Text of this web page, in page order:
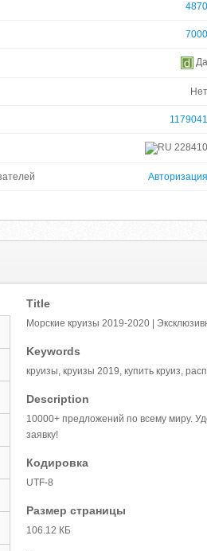
4870
7000
Да
Нет
1179041
228410
Авторизация
Title
Морские круизы 2019-2020 |
Keywords
круизы, круизы 2019, купить круиз,
Description
10000+ предложений по всему миру.
заявку!
Кодировка
UTF-8
Размер страницы
106.12 КБ